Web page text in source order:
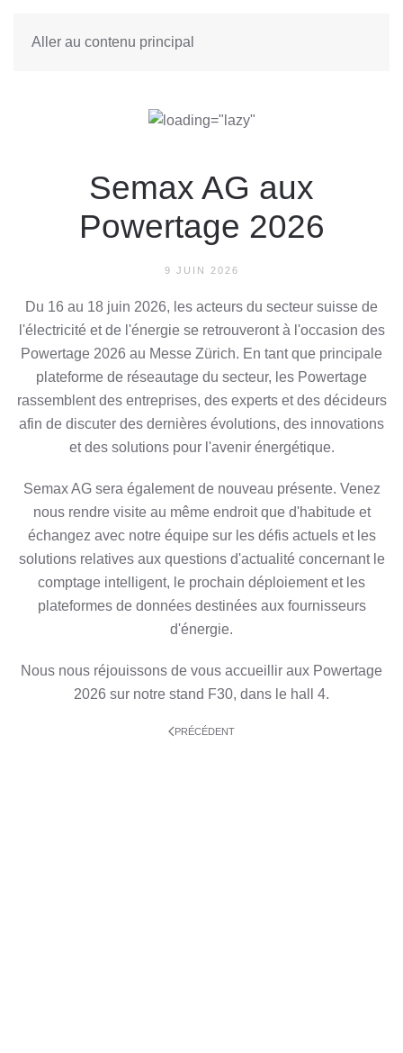
Aller au contenu principal
Semax AG aux
Powertage 2026
9 JUIN 2026
Du 16 au 18 juin 2026, les acteurs du secteur suisse de
l'électricité et de l'énergie se retrouveront à l'occasion des
Powertage 2026 au Messe Zürich. En tant que principale
plateforme de réseautage du secteur, les Powertage
rassemblent des entreprises, des experts et des décideurs
afin de discuter des dernières évolutions, des innovations
et des solutions pour l'avenir énergétique.
Semax AG sera également de nouveau présente. Venez
nous rendre visite au même endroit que d'habitude et
échangez avec notre équipe sur les défis actuels et les
solutions relatives aux questions d'actualité concernant le
comptage intelligent, le prochain déploiement et les
plateformes de données destinées aux fournisseurs
d'énergie.
Nous nous réjouissons de vous accueillir aux Powertage
2026 sur notre stand F30, dans le hall 4.
PRÉCÉDENT